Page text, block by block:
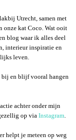
Utrecht, samen met
onze kat Coco. Wat ooit
blog waar ik alles deel
interieur inspiratie en
leven.
bij en blijf vooral hangen
achter onder mijn
op via Instagram
helpt je meteen op weg